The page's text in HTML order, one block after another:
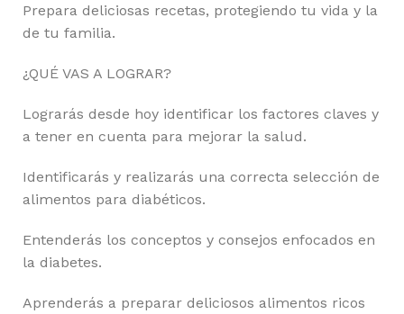
Prepara deliciosas recetas, protegiendo tu vida y la
de tu familia.
¿QUÉ VAS A LOGRAR?
Lograrás desde hoy identificar los factores claves y
a tener en cuenta para mejorar la salud.
Identificarás y realizarás una correcta selección de
alimentos para diabéticos.
Entenderás los conceptos y consejos enfocados en
la diabetes.
Aprenderás a preparar deliciosos alimentos ricos